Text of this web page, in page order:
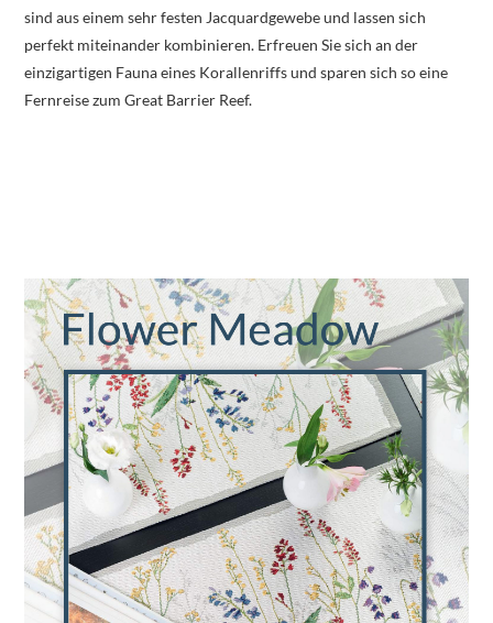
sind aus einem sehr festen Jacquardgewebe und lassen sich
perfekt miteinander kombinieren. Erfreuen Sie sich an der
einzigartigen Fauna eines Korallenriffs und sparen sich so eine
Fernreise zum Great Barrier Reef.